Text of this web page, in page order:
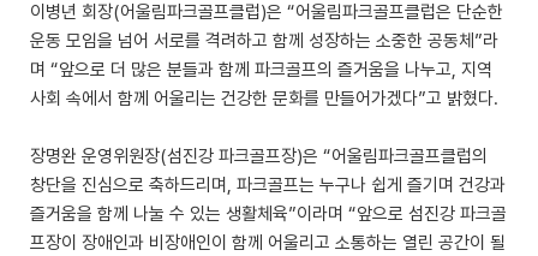
이병년 회장(어울림파크골프클럽)은 “어울림파크골프클럽은 단순한
운동 모임을 넘어 서로를 격려하고 함께 성장하는 소중한 공동체”라
며 “앞으로 더 많은 분들과 함께 파크골프의 즐거움을 나누고, 지역
사회 속에서 함께 어울리는 건강한 문화를 만들어가겠다”고 밝혔다.
장명완 운영위원장(섬진강 파크골프장)은 “어울림파크골프클럽의
창단을 진심으로 축하드리며, 파크골프는 누구나 쉽게 즐기며 건강과
즐거움을 함께 나눌 수 있는 생활체육”이라며 “앞으로 섬진강 파크골
프장이 장애인과 비장애인이 함께 어울리고 소통하는 열린 공간이 될